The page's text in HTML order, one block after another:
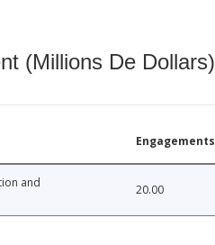
(Millions De Dollars)
Engagements
and
20.00